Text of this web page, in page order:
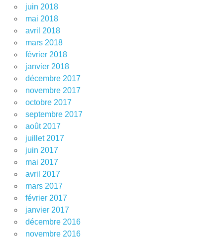
juin 2018
mai 2018
avril 2018
mars 2018
février 2018
janvier 2018
décembre 2017
novembre 2017
octobre 2017
septembre 2017
août 2017
juillet 2017
juin 2017
mai 2017
avril 2017
mars 2017
février 2017
janvier 2017
décembre 2016
novembre 2016